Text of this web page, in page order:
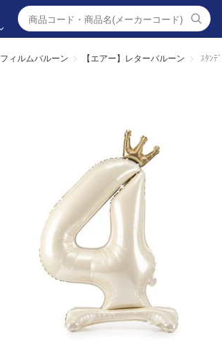
フィルムバルーン 【エアー】レターバルーン ｽﾀﾝﾃ